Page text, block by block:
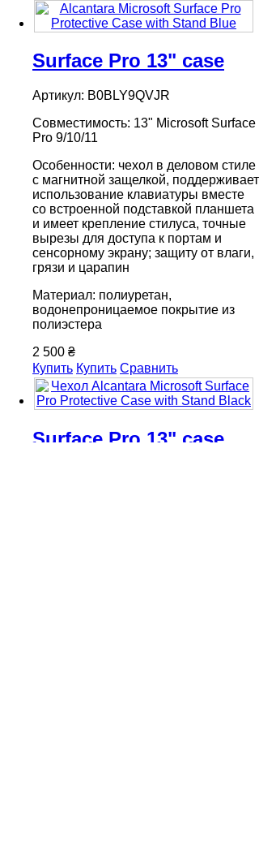
Surface Pro 13" case
Артикул: B0BLY9QVJR
Совместимость: 13" Microsoft Surface
Pro 9/10/11
Особенности: чехол в деловом стиле
с магнитной защелкой, поддерживает
использование клавиатуры вместе
со встроенной подставкой планшета
и имеет крепление стилуса, точные
вырезы для доступа к портам и
сенсорному экрану; защиту от влаги,
грязи и царапин
Материал: полиуретан,
водонепроницаемое покрытие из
полиэстера
2 500 ₴
Купить Купить Сравнить
Surface Pro 13" case